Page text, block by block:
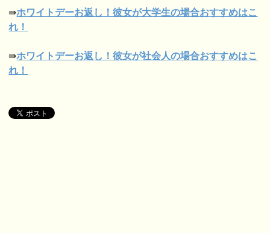
⇛ホワイトデーお返し！彼女が大学生の場合おすすめはこ
れ！
⇛ホワイトデーお返し！彼女が社会人の場合おすすめはこ
れ！